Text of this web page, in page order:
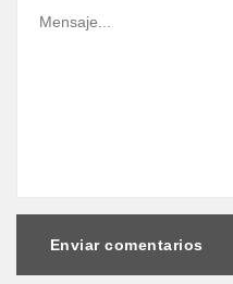
Enviar comentarios